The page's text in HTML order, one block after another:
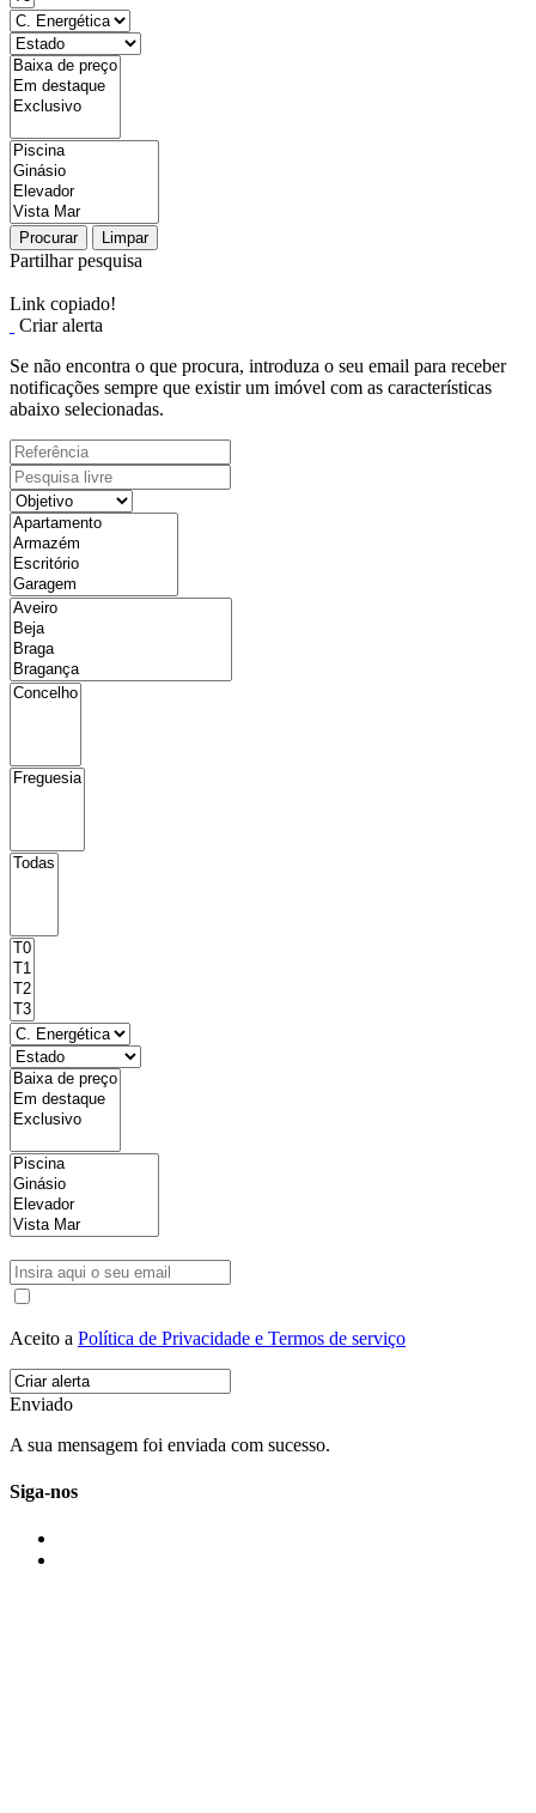
Procurar Limpar
Partilhar pesquisa
Link copiado!
Criar alerta
Se não encontra o que procura, introduza o seu email para receber
notificações sempre que existir um imóvel com as características
abaixo selecionadas.
Aceito a Política de Privacidade e Termos de serviço
Enviado
A sua mensagem foi enviada com sucesso.
Siga-nos